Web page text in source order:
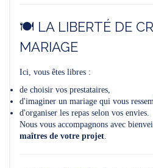
🍽️ LA LIBERTÉ DE
MARIAGE
Ici, vous êtes libres :
de choisir vos prestataires,
d'imaginer un mariage qui vous
d'organiser les repas selon vos envies.
Nous vous accompagnons avec
maîtres de votre projet.